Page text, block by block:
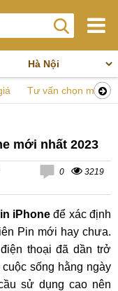
Tư vấn chọn mua
mới nhất 2023
0 3219
iPhone để xác định
Pin mới hay chưa.
thoại đã dần trở
sống hằng ngày
sử dụng cao nên